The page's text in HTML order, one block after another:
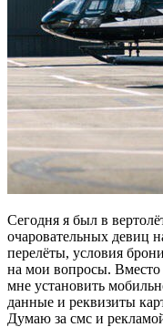
Сегодня я был в
очаровательных девиц
перелёты, условия
на мои вопросы.
мне установить
данные и реквизиты
Думаю за смс и